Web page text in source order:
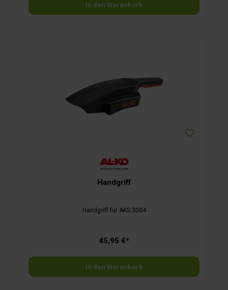
In den Warenkorb
Handgriff
Handgriff für AKS 3004
45,95 €*
In den Warenkorb